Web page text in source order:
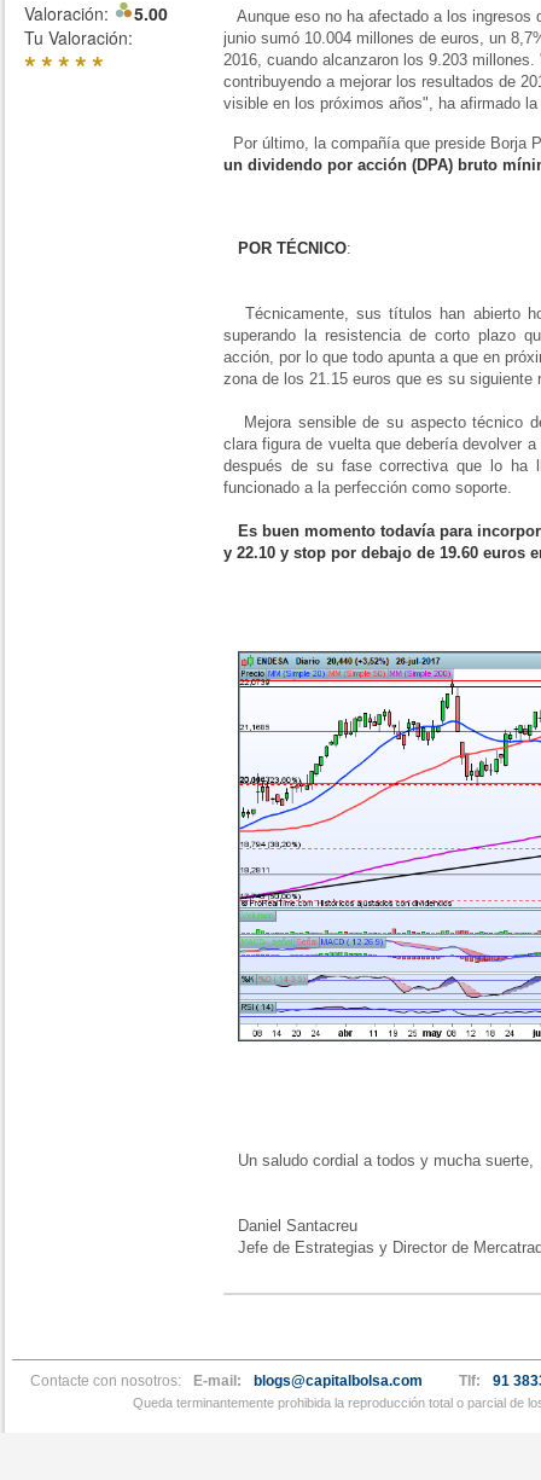
Valoración:
5.00
Tu Valoración:
*****
Aunque eso no ha afectado a los ingresos
junio sumó 10.004 millones de euros, un
2016, cuando alcanzaron los 9.203
contribuyendo a mejorar los resultados de
visible en los próximos años", ha afirmado
Por último, la compañía que preside Borja
un dividendo por acción (DPA) bruto
POR TÉCNICO:
Técnicamente, sus títulos han abierto
superando la resistencia de corto plazo
acción, por lo que todo apunta a que en
zona de los 21.15 euros que es su
Mejora sensible de su aspecto técnico
clara figura de vuelta que debería devolver
después de su fase correctiva que lo ha
funcionado a la perfección como soporte.
Es buen momento todavía para
y 22.10 y stop por debajo de 19.60 euros
Un saludo cordial a todos y mucha suerte,
Daniel Santacreu
Jefe de Estrategias y Director de
Contacte con nosotros: E-mail: blogs@capitalbolsa.com Tlf: 91
Queda terminantemente prohibida la reproducción total o parcial de